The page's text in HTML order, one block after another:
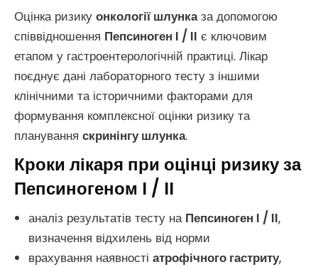
Оцінка ризику онкології шлунказа допомогою
співвідношення Пепсиноген I / II є ключовим
етапом у гастроентерологічній практиці. Лікар
поєднує дані лабораторного тесту з іншими
клінічними та історичними факторами для
формування комплексної оцінки ризику та
планування скринінгу шлунка.
Кроки лікаря при оцінці ризику за
Пепсиногеном I / II
аналіз результатів тесту на Пепсиноген I / II,
визначення відхилень від норми
врахування наявності атрофічного гастриту,